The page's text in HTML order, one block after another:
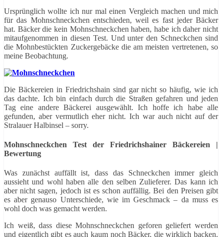
Ursprünglich wollte ich nur mal einen Vergleich machen und mich
für das Mohnschneckchen entschieden, weil es fast jeder Bäcker
hat. Bäcker die kein Mohnschneckchen haben, habe ich daher nicht
mitaufgenommen in diesen Test. Und unter den Schneckchen sind
die Mohnbestückten Zuckergebäcke die am meisten vertretenen, so
meine Beobachtung.
Die Bäckereien in Friedrichshain sind gar nicht so häufig, wie ich
das dachte. Ich bin einfach durch die Straßen gefahren und jeden
Tag eine andere Bäckerei ausgewählt. Ich hoffe ich habe alle
gefunden, aber vermutlich eher nicht. Ich war auch nicht auf der
Stralauer Halbinsel – sorry.
Mohnschneckchen Test der Friedrichshainer Bäckereien |
Bewertung
Was zunächst auffällt ist, dass das Schneckchen immer gleich
aussieht und wohl haben alle den selben Zulieferer. Das kann ich
aber nicht sagen, jedoch ist es schon auffällig. Bei den Preisen gibt
es aber genauso Unterschiede, wie im Geschmack – da muss es
wohl doch was gemacht werden.
Ich weiß, dass diese Mohnschneckchen geforen geliefert werden
und eigentlich gibt es auch kaum noch Bäcker, die wirklich backen.